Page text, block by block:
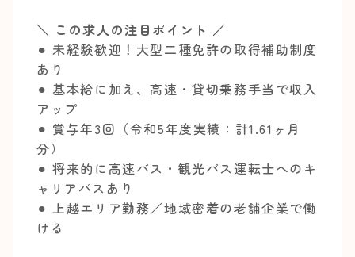
＼ この求人の注目ポイント ／
⚫︎ 未経験歓迎！大型二種免許の取得補助制度
あり
⚫︎ 基本給に加え、高速・貸切乗務手当で収入
アップ
⚫︎ 賞与年3回（令和5年度実績：計1.61ヶ月
分）
⚫︎ 将来的に高速バス・観光バス運転士へのキ
ャリアパスあり
⚫︎ 上越エリア勤務／地域密着の老舗企業で働
ける